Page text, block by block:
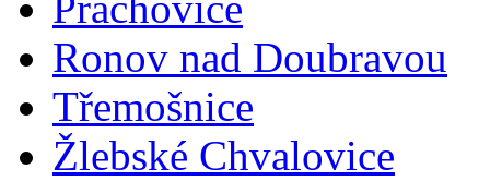
Ronov nad Doubravou
Třemošnice
Žlebské Chvalovice